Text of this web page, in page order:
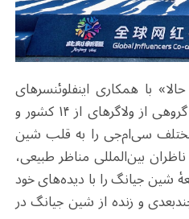
با همکاری اینفلوئنسرهای
جهانی از ایلی آغاز می‌شود و گروهی از ولاگرهای از ۱۴ کشور و
سی‌ام‌جی را به قلب شین
بین‌المللی مناظر طبیعی،
شین جیانگ را با دیده‌های خود
و زنده از شین جیانگ در